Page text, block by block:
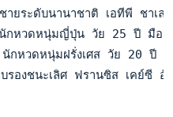
ยระดับนานาชาติ เอทีพี ชาเ
หวดหนุ่มญี่ปุ่น วัย 25 ปี มือ
กหวดหนุ่มฝรั่งเศส วัย 20 ปี
องชนะเลิศ ฟรานซิส เคย์ซี